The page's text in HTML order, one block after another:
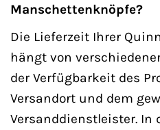
Manschettenknöpfe?
Die Lieferzeit Ihrer
hängt von
der Verfügbarkeit des
Versandort und dem
Versanddienstleister. In